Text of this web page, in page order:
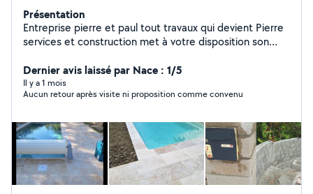
Présentation
Entreprise pierre et paul tout travaux qui devient Pierre
services et construction met à votre disposition son
générale
Dernier avis laissé par Nace : 1/5
Il y a 1 mois
Aucun retour après visite ni proposition comme convenu